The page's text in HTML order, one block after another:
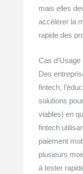
mais elles
accélérer la
rapide des
Cas
Des
fintech,
solutions
viables) en
fintech
paiement
plusieurs
à tester